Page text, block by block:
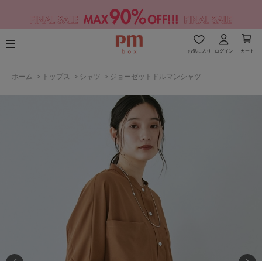
お気に入り ログイン カート
ホーム > トップス > シャツ > ジョーゼットドルマンシャツ